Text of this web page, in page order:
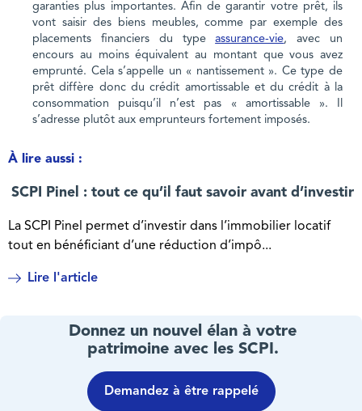
garanties plus importantes. Afin de garantir votre prêt, ils
vont saisir des biens meubles, comme par exemple des
placements financiers du typeassurance-vie, avec un
encours au moins équivalent au montant que vous avez
emprunté. Cela s’appelle un « nantissement ». Ce type de
prêt diffère donc du crédit amortissable et du crédit à la
consommation puisqu’il n’est pas « amortissable ». Il
s’adresse plutôt aux emprunteurs fortement imposés.
À lire aussi :
SCPI Pinel : tout ce qu’il faut savoir avant d’investir
La SCPI Pinel permet d’investir dans l’immobilier locatif
tout en bénéficiant d’une réduction d’impô...
Lire l'article
Donnez un nouvel élan à votre
patrimoine avec les SCPI.
Demandez à être rappelé